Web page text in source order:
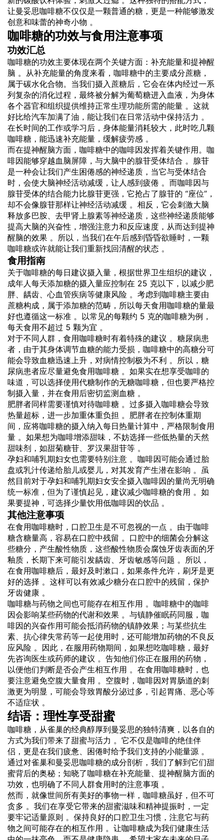
让曼妥思咖啡糖不仅仅是一颗普通的糖，更是一种能够激发
创意和味蕾的神奇小物 。
咖啡糖的功效与食用注意事项
功效汇总
咖啡糖的功效主要体现在两个关键方面：补充能量和提神醒
脑 。从补充能量的角度来看，咖啡糖中的主要成分蔗糖，
属于碳水化合物。当我们摄入蔗糖后，它会在体内经过一系
列复杂的消化过程，最终被分解为葡萄糖进入血液，为身体
各个器官和组织提供维持正常生理功能所需的能量 。这就
好比给汽车加满了油，能让我们在日常活动中保持活力 。
在长时间的工作或学习后，身体能量消耗较大，此时吃几颗
咖啡糖，能迅速补充能量，缓解疲劳感 。
而在提神醒脑方面，咖啡糖中的咖啡因发挥着关键作用。咖
啡因能够穿越血脑屏障，与大脑中的腺苷受体结合 。腺苷
是一种会让我们产生困倦感的神经递质，当它与受体结合
时，会使大脑神经活动减缓，让人感到疲倦 。而咖啡因与
腺苷受体的结合能力比腺苷更强，它抢占了腺苷的 “座位”，
却不会像腺苷那样让神经活动减缓 。相反，它会刺激大脑
释放多巴胺、去甲肾上腺素等神经递质，这些神经递质能够
提高大脑的兴奋性，增强注意力和反应速度，从而达到提神
醒脑的效果 。所以，当我们在午后感到昏昏欲睡时，一颗
咖啡糖或许就能让我们重新找回清醒的状态 。
食用指南
关于咖啡糖的每日建议摄入量，根据世界卫生组织的建议，
成年人每天添加糖的摄入量应控制在 25 克以下，以减少肥
胖、龋齿、心血管疾病等健康风险 。考虑到咖啡糖主要由
蔗糖构成，属于添加糖的范畴，所以每天食用咖啡糖的量最
好也遵循这一标准 。以常见的每颗约 5 克的咖啡糖为例，
每天食用不超过 5 颗为宜 。
对于不同人群，食用咖啡糖时有着特殊的建议 。糖尿病患
者，由于其身体调节血糖的能力受损，咖啡糖中的高糖分可
能会导致血糖迅速上升，对病情控制极为不利 。所以，糖
尿病患者应尽量避免食用咖啡糖 。如果实在想享受咖啡的
味道，可以选择使用代糖制作的无糖咖啡糖，但也要严格控
制摄入量，并在食用后密切监测血糖 。
肥胖者同样需要谨慎对待咖啡糖 。过多摄入咖啡糖会导致
热量超标，进一步加重体重负担 。肥胖者在控制体重期
间，应将咖啡糖的摄入纳入每日热量计算中，严格限制食用
量 。如果想为咖啡增添甜味，不妨选择一些低热量的天然
甜味剂，如甜菊糖苷、罗汉果甜苷等 。
孕妇和哺乳期妇女也需要特别注意 。咖啡因可能会通过胎
盘或乳汁传递给胎儿或婴儿，对其发育产生潜在影响 。虽
然目前对于孕妇和哺乳期妇女安全摄入咖啡因的量尚无明确
统一标准，但为了谨慎起见，建议减少咖啡糖的食用 。如
果要提神，可选择少量饮用低咖啡因的饮品 。
其他注意事项
在食用咖啡糖时，口腔卫生是不可忽视的一点 。由于咖啡
糖含糖量高，容易在口腔中残留 。口腔中的细菌会分解这
些糖分，产生酸性物质，这些酸性物质会腐蚀牙齿表面的牙
釉质，长期下来可能引发龋齿、牙齿敏感等问题 。所以，
在食用咖啡糖后，最好及时漱口，如果条件允许，刷牙是更
好的选择 。这样可以有效减少糖分在口腔中的残留，保护
牙齿健康 。
咖啡糖与药物之间也可能存在相互作用 。咖啡糖中的咖啡
因会影响某些药物的代谢和效果 。与镇静催眠药同服，咖
啡因的兴奋作用可能会抵消药物的镇静效果；与某些抗生
素、抗心律失常药等一起使用时，还可能增加药物的不良反
应风险 。因此，在服用药物期间，如果想吃咖啡糖，最好
先咨询医生或药师的建议 。告知他们你正在服用的药物，
以便他们判断是否会产生相互作用 。在食用咖啡糖时，也
要注意避免空腹大量食用 。空腹时，咖啡因对胃肠道的刺
激更为明显，可能会导致胃酸分泌过多，引起胃痛、恶心等
不适症状 。
结语：理性享受甜蜜
咖啡糖，从雀巢的经典醇厚到曼妥思的独特清爽，以各自的
方式为我们带来了甜蜜与活力 。它不仅是咖啡的绝佳伴
侣，更是在我们疲惫、困倦时给予我们支持的小能量源 。
通过对雀巢和曼妥思咖啡糖的成分剖析，我们了解到它们甜
蜜背后的奥秘；知晓了咖啡糖在补充能量、提神醒脑方面的
功效，也明确了不同人群食用时的注意事项 。
然而，就像世间所有美好的事物一样，咖啡糖虽好，但不可
贪多 。我们在享受它带来的甜蜜滋味和精神提振时，一定
要牢记适量原则 。保持良好的口腔卫生习惯，注意它与药
物之间可能存在的相互作用 。让咖啡糖成为我们健康生活